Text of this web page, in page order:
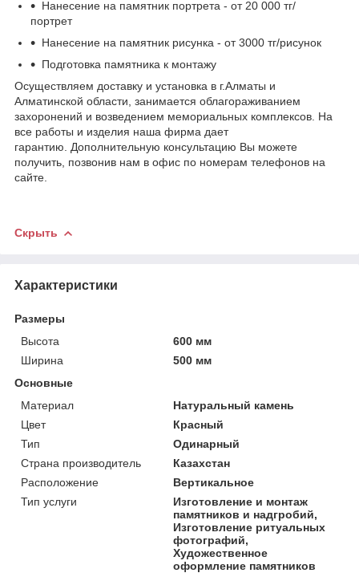
Нанесение на памятник портрета - от 20 000 тг/
портрет
Нанесение на памятник рисунка - от 3000 тг/рисунок
Подготовка памятника к монтажу
Осуществляем доставку и установка в г.Алматы и
Алматинской области, занимается облагораживанием
захоронений и возведением мемориальных комплексов. На
все работы и изделия наша фирма дает
гарантию. Дополнительную консультацию Вы можете
получить, позвонив нам в офис по номерам телефонов на
сайте.
Скрыть
Характеристики
Размеры
Высота
600 мм
Ширина
500 мм
Основные
Материал
Натуральный камень
Цвет
Красный
Тип
Одинарный
Страна производитель
Казахстан
Расположение
Вертикальное
Тип услуги
Изготовление и монтаж
памятников и надгробий,
Изготовление ритуальных
фотографий,
Художественное
оформление памятников